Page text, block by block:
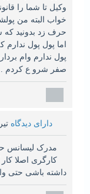
وکیل تا شما را
خواب البته من
حرف زد بدونید
اما پول پول
پول ندارم وام
صفر شرو ع کردم
دارای دیدگاه تیر 22, 1401
مدرک لیسانس
کارگری اصلا
داشته باشی حتی